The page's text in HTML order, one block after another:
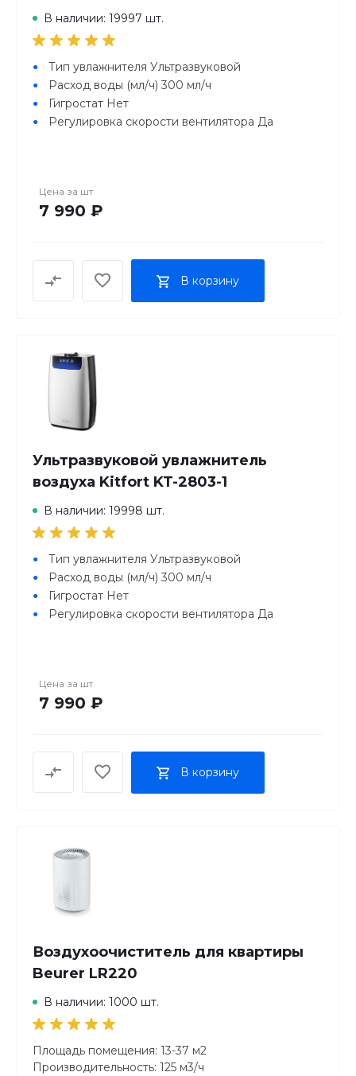
В наличии: 19997 шт.
Тип увлажнителя Ультразвуковой
Расход воды (мл/ч) 300 мл/ч
Гигростат Нет
Регулировка скорости вентилятора Да
Цена за шт
7 990 ₽
В корзину
Ультразвуковой увлажнитель
воздуха Kitfort KT-2803-1
В наличии: 19998 шт.
Тип увлажнителя Ультразвуковой
Расход воды (мл/ч) 300 мл/ч
Гигростат Нет
Регулировка скорости вентилятора Да
Цена за шт
7 990 ₽
В корзину
Воздухоочиститель для квартиры
Beurer LR220
В наличии: 1000 шт.
Площадь помещения: 13-37 м2
Производительность: 125 м3/ч